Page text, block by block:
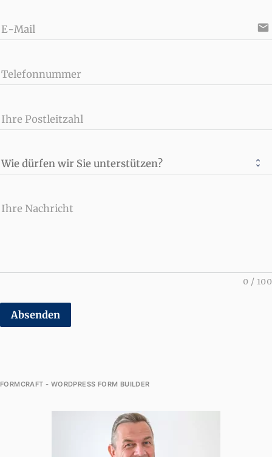
E-Mail email
Telefonnummer
Ihre Postleitzahl
Wie dürfen wir Sie unterstützen?
Ihre Nachricht
0 / 100
Absenden
FORMCRAFT - WORDPRESS FORM BUILDER